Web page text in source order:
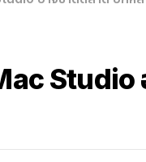
Studio